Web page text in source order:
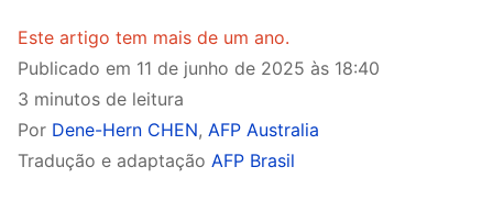
Este artigo tem mais de um ano.
Publicado em 11 de junho de 2025 às 18:40
3 minutos de leitura
Por Dene-Hern CHEN, AFP Australia
Tradução e adaptação AFP Brasil